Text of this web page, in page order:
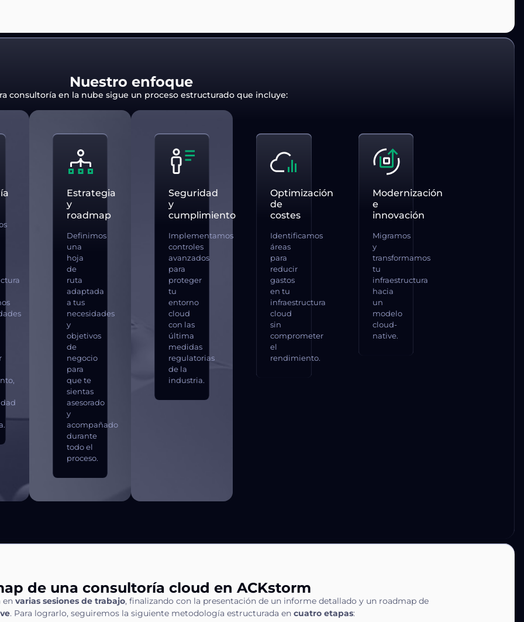
Nuestro enfoque
consultoría en la nube sigue un proceso estructurado que incluye:
Estrategia
y
roadmap
Definimos
una
hoja
de
ruta
adaptada
a tus
necesidades
y
objetivos
de
negocio
para
que te
sientas
asesorado
y
acompañado
durante
todo el
proceso.
Seguridad
y
cumplimiento
Implementamos
controles
avanzados
para
proteger
tu
entorno
cloud
con las
última
medidas
regulatorias
de la
industria.
Optimización
de
costes
Identificamos
áreas
para
reducir
gastos
en tu
infraestructura
cloud
sin
comprometer
el
rendimiento.
Modernización
e
innovación
Migramos
y
transformamos
tu
infraestructura
hacia
un
modelo
cloud-
native.
de una consultoría cloud en ACKstorm
en varias sesiones de trabajo, finalizando con la presentación de un informe detallado y un roadmap de
. Para lograrlo, seguiremos la siguiente metodología estructurada en cuatro etapas: